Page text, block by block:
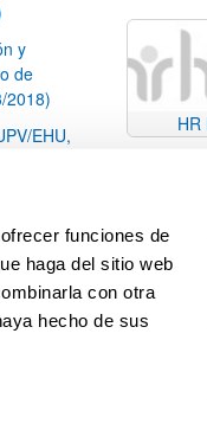
funciones de
haga del sitio web
con otra
hecho de sus
y
de
2018)
EHU,
Use TAB para
HR